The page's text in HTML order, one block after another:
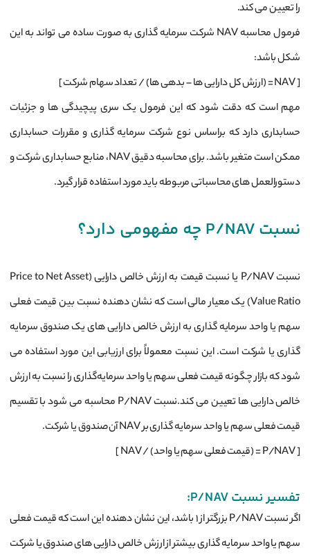
را تعیین می‌ کند.
فرمول محاسبه NAV شرکت سرمایه‌ گذاری به صورت ساده می ‌تواند به این
شکل باشد:
[ NAV = (ارزش کل دارایی ‌ها – بدهی‌ ها) / تعداد سهام شرکت ]
مهم است که دقت شود که این فرمول یک سری پیچیدگی‌ ها و جزئیات
حسابداری دارد که براساس نوع شرکت سرمایه ‌گذاری و مقررات حسابداری
ممکن است متغیر باشد. برای محاسبه دقیق NAV، منابع حسابداری شرکت و
دستورالعمل‌ های محاسباتی مربوطه باید مورد استفاده قرار گیرد.
نسبت P/NAV چه مفهومی دارد؟
نسبت P/NAV یا نسبت قیمت به ارزش خالص دارایی (Price to Net Asset
Value Ratio) یک معیار مالی است که نشان ‌دهنده نسبت بین قیمت فعلی
سهم یا واحد سرمایه ‌گذاری به ارزش خالص دارایی‌ های یک صندوق سرمایه
‌گذاری یا شرکت است. این نسبت معمولاً برای ارزیابی این مورد استفاده می
‌شود که بازار چگونه قیمت فعلی سهم یا واحد سرمایه‌گذاری را نسبت به ارزش
خالص دارایی ‌ها تعیین می‌ کند.نسبت P/NAV محاسبه می ‌شود با تقسیم
قیمت فعلی سهم یا واحد سرمایه‌ گذاری بر NAV آن صندوق یا شرکت.
[ P/NAV = (قیمت فعلی سهم یا واحد) / NAV ]
تفسیر نسبت P/NAV:
اگر نسبت P/NAV بزرگتر از ۱ باشد، این نشان‌ دهنده این است که قیمت فعلی
سهم یا واحد سرمایه ‌گذاری بیشتر از ارزش خالص دارایی ‌های صندوق یا شرکت